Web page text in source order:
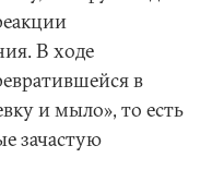
В ходе
в
и мыло», то есть
зачастую